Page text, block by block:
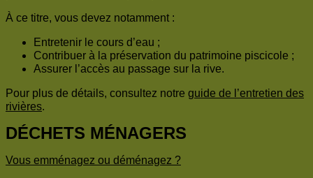
À ce titre, vous devez notamment :
Entretenir le cours d’eau ;
Contribuer à la préservation du patrimoine piscicole ;
Assurer l’accès au passage sur la rive.
Pour plus de détails, consultez notre guide de l’entretien des
rivières.
DÉCHETS MÉNAGERS
Vous emménagez ou déménagez ?